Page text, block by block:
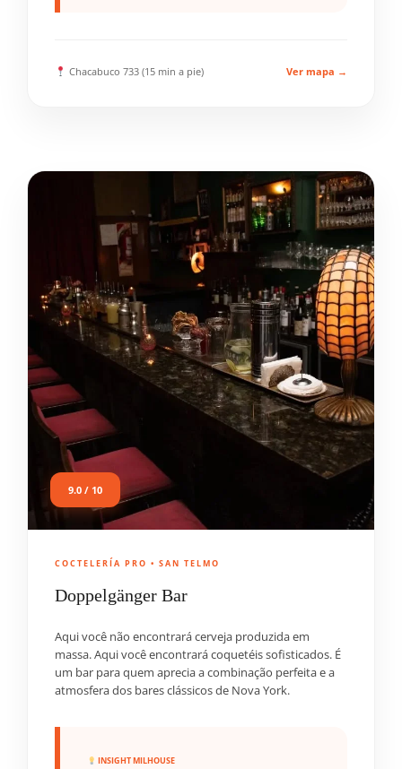
Chacabuco 733 (15 min a pie) Ver mapa →
9.0 / 10
COCTELERÍA PRO • SAN TELMO
Doppelgänger Bar
Aqui você não encontrará cerveja produzida em
massa. Aqui você encontrará coquetéis sofisticados. É
um bar para quem aprecia a combinação perfeita e a
atmosfera dos bares clássicos de Nova York.
INSIGHT MILHOUSE